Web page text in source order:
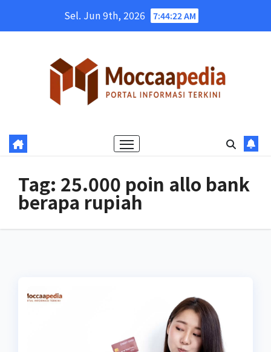
Sel. Jun 9th, 2026 7:44:22 AM
Tag: 25.000 poin allo bank
berapa rupiah